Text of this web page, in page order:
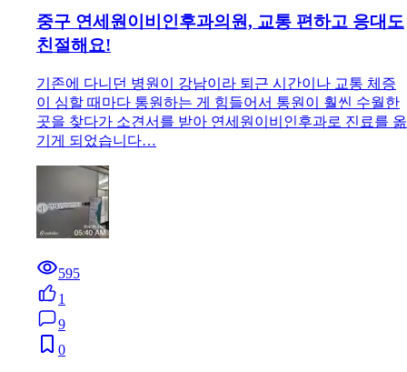
중구 연세원이비인후과의원, 교통 편하고 응대도
친절해요!
기존에 다니던 병원이 강남이라 퇴근 시간이나 교통 체증
이 심할 때마다 통원하는 게 힘들어서 통원이 훨씬 수월한
곳을 찾다가 소견서를 받아 연세원이비인후과로 진료를 옮
기게 되었습니다…
595
1
9
0